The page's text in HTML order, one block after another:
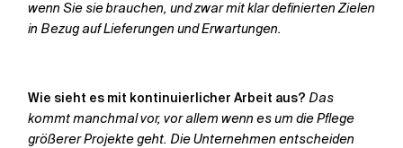
wenn Sie sie brauchen, und zwar mit klar definierten Zielen
in Bezug auf Lieferungen und Erwartungen.
Wie sieht es mit kontinuierlicher Arbeit aus? Das
kommt manchmal vor, vor allem wenn es um die Pflege
größerer Projekte geht. Die Unternehmen entscheiden